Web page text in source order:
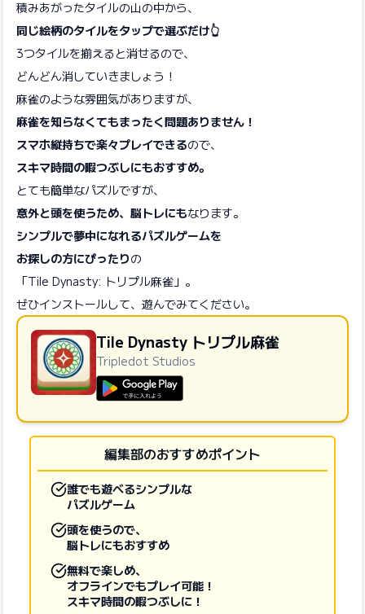
積みあがったタイルの山の中から、
同じ絵柄のタイルをタップで選ぶだけ👆
3つタイルを揃えると消せるので、
どんどん消していきましょう！
麻雀のような雰囲気がありますが、
麻雀を知らなくてもまったく問題ありません！
スマホ縦持ちで楽々プレイできるので、
スキマ時間の暇つぶしにもおすすめ。
とても簡単なパズルですが、
意外と頭を使うため、脳トレにもなります。
シンプルで夢中になれるパズルゲームを
お探しの方にぴったりの
「Tile Dynasty: トリプル麻雀」。
ぜひインストールして、遊んでみてください。
Tile Dynasty トリプル麻雀
Tripledot Studios
編集部のおすすめポイント
誰でも遊べるシンプルな
パズルゲーム
頭を使うので、
脳トレにもおすすめ
無料で楽しめ、
オフラインでもプレイ可能！
スキマ時間の暇つぶしに！